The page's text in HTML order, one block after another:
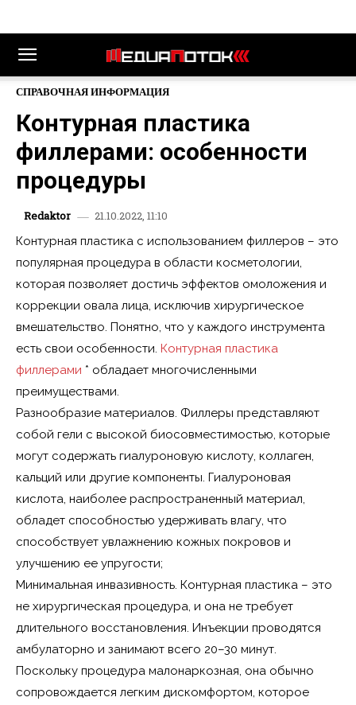
СПРАВОЧНАЯ ИНФОРМАЦИЯ
Контурная пластика
филлерами: особенности
процедуры
Redaktor
21.10.2022, 11:10
Контурная пластика с использованием филлеров – это
популярная процедура в области косметологии,
которая позволяет достичь эффектов омоложения и
коррекции овала лица, исключив хирургическое
вмешательство. Понятно, что у каждого инструмента
есть свои особенности. Контурная пластика
филлерами * обладает многочисленными
преимуществами.
Разнообразие материалов. Филлеры представляют
собой гели с высокой биосовместимостью, которые
могут содержать гиалуроновую кислоту, коллаген,
кальций или другие компоненты. Гиалуроновая
кислота, наиболее распространенный материал,
обладет способностью удерживать влагу, что
способствует увлажнению кожных покровов и
улучшению ее упругости;
Минимальная инвазивность. Контурная пластика – это
не хирургическая процедура, и она не требует
длительного восстановления. Инъекции проводятся
амбулаторно и занимают всего 20–30 минут.
Поскольку процедура малонаркозная, она обычно
сопровождается легким дискомфортом, которое